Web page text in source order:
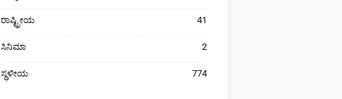
ರಾಷ್ಟ್ರೀಯ 41
ಸಿನಿಮಾ 2
ಸ್ಥಳೀಯ 774